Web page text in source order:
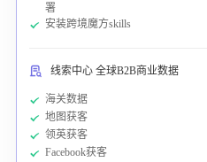
署
安装跨境魔方skills
线索中心 全球B2B商业数据
海关数据
地图获客
领英获客
Facebook获客